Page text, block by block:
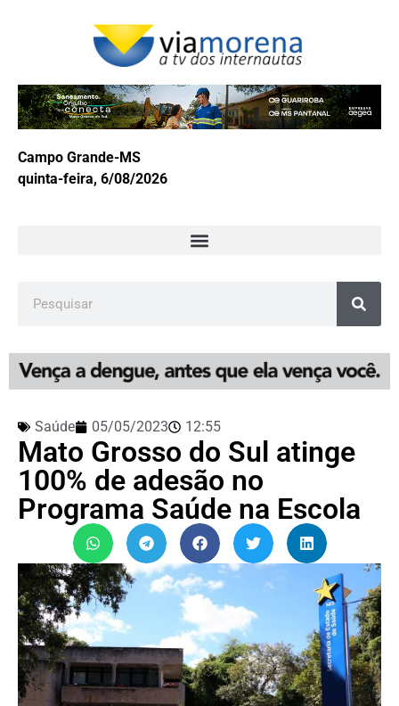
Campo Grande-MS
quinta-feira, 6/08/2026
Saúde 05/05/2023 12:55
Mato Grosso do Sul atinge
100% de adesão no
Programa Saúde na Escola